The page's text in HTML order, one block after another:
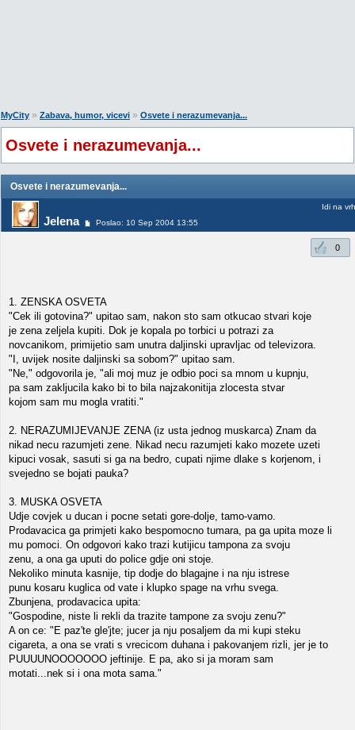
MyCity » Zabava, humor, vicevi » Osvete i nerazumevanja...
Osvete i nerazumevanja...
Osvete i nerazumevanja...
Jelena Poslao: 10 Sep 2004 13:55
Idi na vrh
0
1. ZENSKA OSVETA
"Cek ili gotovina?" upitao sam, nakon sto sam otkucao stvari koje
je zena zeljela kupiti. Dok je kopala po torbici u potrazi za
novcanikom, primijetio sam unutra daljinski upravljac od televizora.
"I, uvijek nosite daljinski sa sobom?" upitao sam.
"Ne," odgovorila je, "ali moj muz je odbio poci sa mnom u kupnju,
pa sam zakljucila kako bi to bila najzakonitija zlocesta stvar
kojom sam mu mogla vratiti."
2. NERAZUMIJEVANJE ZENA (iz usta jednog muskarca) Znam da
nikad necu razumjeti zene. Nikad necu razumjeti kako mozete uzeti
kipuci vosak, sasuti si ga na bedro, cupati njime dlake s korjenom, i
svejedno se bojati pauka?
3. MUSKA OSVETA
Udje covjek u ducan i pocne setati gore-dolje, tamo-vamo.
Prodavacica ga primjeti kako bespomocno tumara, pa ga upita moze li
mu pomoci. On odgovori kako trazi kutijicu tampona za svoju
zenu, a ona ga uputi do police gdje oni stoje.
Nekoliko minuta kasnije, tip dodje do blagajne i na nju istrese
punu kosaru kuglica od vate i klupko spage na vrhu svega.
Zbunjena, prodavacica upita:
"Gospodine, niste li rekli da trazite tampone za svoju zenu?"
A on ce: "E paz'te gle'jte; jucer ja nju posaljem da mi kupi steku
cigareta, a ona se vrati s vrecicom duhana i pakovanjem rizli, jer je to
PUUUUNOOOOOOO jeftinije. E pa, ako si ja moram sam
motati...nek si i ona mota sama."